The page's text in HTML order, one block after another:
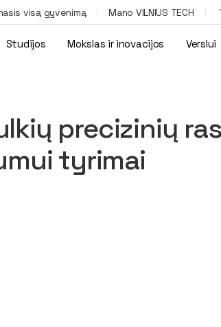
visą gyvenimą Mano VILNIUS TECH
Studijos Mokslas ir inovacijos Verslui
proceso tikslumui ir našumui tyrimai
precizinių
tyrimai